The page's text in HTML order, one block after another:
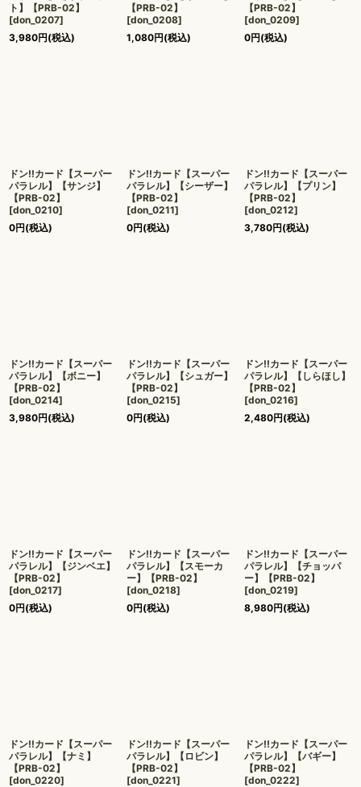
ト】【PRB-02】
[don_0207]
3,980円(税込)
【PRB-02】
[don_0208]
1,080円(税込)
【PRB-02】
[don_0209]
0円(税込)
ドン!!カード【スーパー
パラレル】【サンジ】
【PRB-02】
[don_0210]
0円(税込)
ドン!!カード【スーパー
パラレル】【シーザー】
【PRB-02】
[don_0211]
0円(税込)
ドン!!カード【スーパー
パラレル】【プリン】
【PRB-02】
[don_0212]
3,780円(税込)
ドン!!カード【スーパー
パラレル】【ボニー】
【PRB-02】
[don_0214]
3,980円(税込)
ドン!!カード【スーパー
パラレル】【シュガー】
【PRB-02】
[don_0215]
0円(税込)
ドン!!カード【スーパー
パラレル】【しらほし】
【PRB-02】
[don_0216]
2,480円(税込)
ドン!!カード【スーパー
パラレル】【ジンベエ】
【PRB-02】
[don_0217]
0円(税込)
ドン!!カード【スーパー
パラレル】【スモーカ
ー】【PRB-02】
[don_0218]
0円(税込)
ドン!!カード【スーパー
パラレル】【チョッパ
ー】【PRB-02】
[don_0219]
8,980円(税込)
ドン!!カード【スーパー
パラレル】【ナミ】
【PRB-02】
[don_0220]
ドン!!カード【スーパー
パラレル】【ロビン】
【PRB-02】
[don_0221]
ドン!!カード【スーパー
パラレル】【バギー】
【PRB-02】
[don_0222]